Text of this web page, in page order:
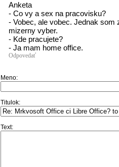
Anketa
- Co vy a sex na pracovisku?
- Vobec, ale vobec. Jednak som
mizerny vyber.
- Kde pracujete?
- Ja mam home office.
Odpovedať
Meno:
Titulok:
Text: